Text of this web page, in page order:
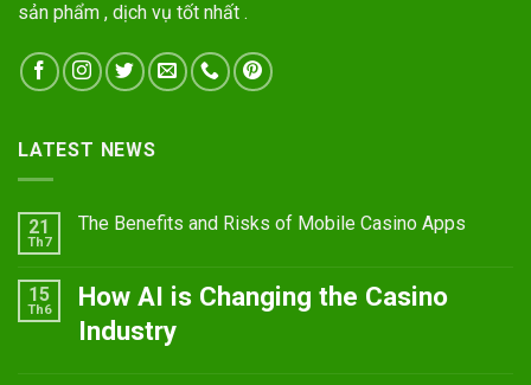
sản phẩm , dịch vụ tốt nhất .
LATEST NEWS
21
Th7
The Benefits and Risks of Mobile Casino Apps
15
Th6
How AI is Changing the Casino
Industry